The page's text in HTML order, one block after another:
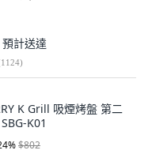
預計送達
1124)
K Grill 吸煙烤盤 第二
K01
%$802